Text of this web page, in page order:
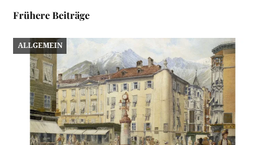
Frühere Beiträge
ALLGEMEIN